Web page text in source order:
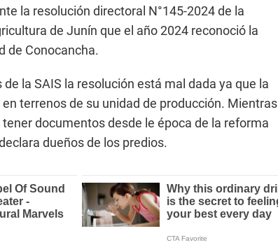
la resolución directoral N°145-2024 de la
de Junín que el año 2024 reconoció la
de Conocancha.
la SAIS la resolución está mal dada ya que la
terrenos de su unidad de producción. Mientras
documentos desde le época de la reforma
dueños de los predios.